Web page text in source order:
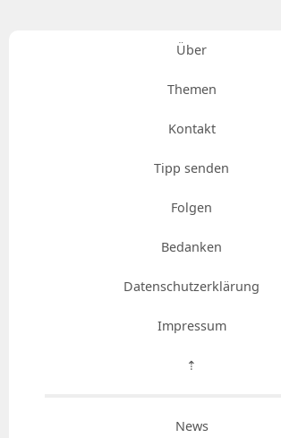
Über
Themen
Kontakt
Tipp senden
Folgen
Bedanken
Datenschutzerklärung
Impressum
⇡
News